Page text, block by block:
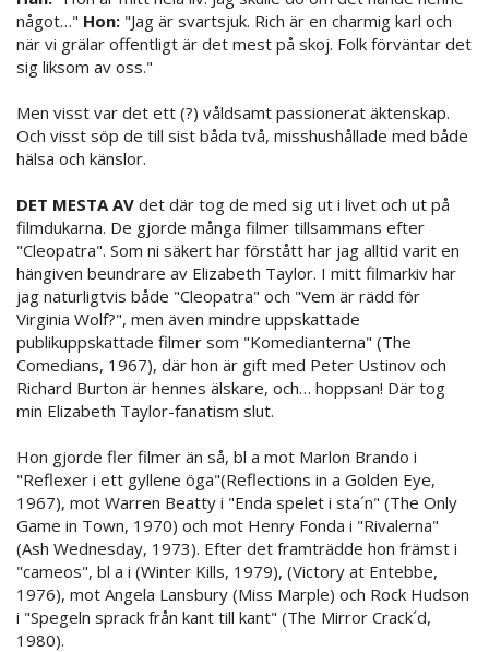
något…" Hon: "Jag är svartsjuk. Rich är en charmig karl och
när vi grälar offentligt är det mest på skoj. Folk förväntar det
sig liksom av oss."
Men visst var det ett (?) våldsamt passionerat äktenskap.
Och visst söp de till sist båda två, misshushållade med både
hälsa och känslor.
DET MESTA AV det där tog de med sig ut i livet och ut på
filmdukarna. De gjorde många filmer tillsammans efter
"Cleopatra". Som ni säkert har förstått har jag alltid varit en
hängiven beundrare av Elizabeth Taylor. I mitt filmarkiv har
jag naturligtvis både "Cleopatra" och "Vem är rädd för
Virginia Wolf?", men även mindre uppskattade
publikuppskattade filmer som "Komedianterna" (The
Comedians, 1967), där hon är gift med Peter Ustinov och
Richard Burton är hennes älskare, och… hoppsan! Där tog
min Elizabeth Taylor-fanatism slut.
Hon gjorde fler filmer än så, bl a mot Marlon Brando i
"Reflexer i ett gyllene öga"(Reflections in a Golden Eye,
1967), mot Warren Beatty i "Enda spelet i sta´n" (The Only
Game in Town, 1970) och mot Henry Fonda i "Rivalerna"
(Ash Wednesday, 1973). Efter det framträdde hon främst i
"cameos", bl a i (Winter Kills, 1979), (Victory at Entebbe,
1976), mot Angela Lansbury (Miss Marple) och Rock Hudson
i "Spegeln sprack från kant till kant" (The Mirror Crack´d,
1980).